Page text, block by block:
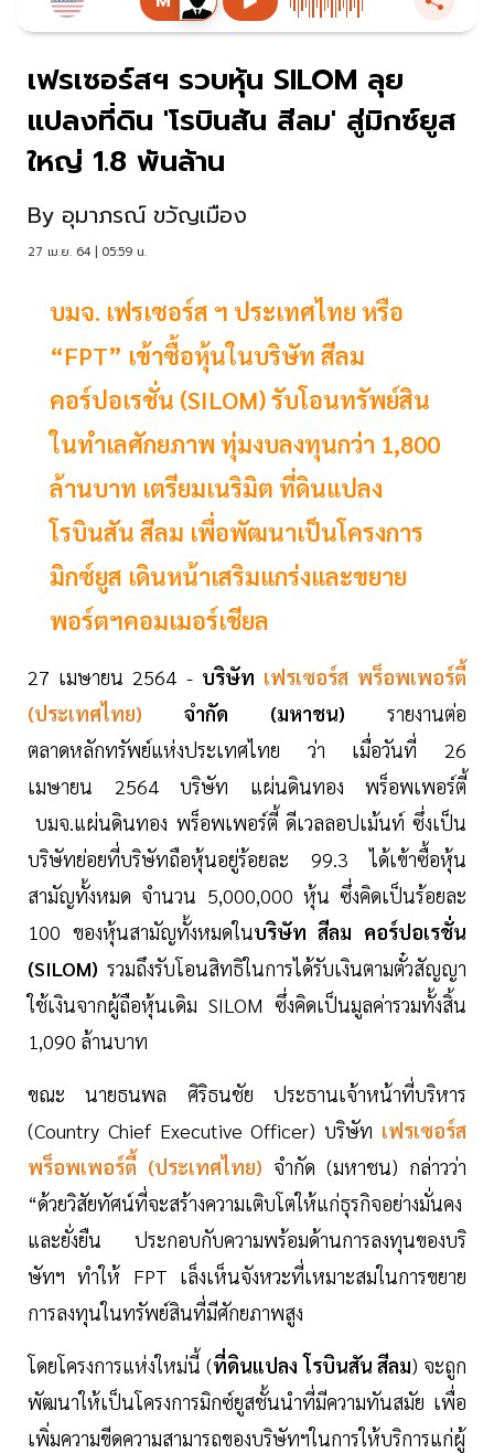
เฟรเซอร์สฯ รวบหุ้น SILOM ลุย
แปลงที่ดิน 'โรบินสัน สีลม' สู่มิกซ์ยูส
ใหญ่ 1.8 พันล้าน
By อุมาภรณ์ ขวัญเมือง
27 เม.ย. 64 | 05:59 น.
บมจ. เฟรเซอร์ส ฯ ประเทศไทย หรือ
“FPT” เข้าซื้อหุ้นในบริษัท สีลม
คอร์ปอเรชั่น (SILOM) รับโอนทรัพย์สิน
ในทำเลศักยภาพ ทุ่มงบลงทุนกว่า 1,800
ล้านบาท เตรียมเนริมิต ที่ดินแปลง
โรบินสัน สีลม เพื่อพัฒนาเป็นโครงการ
มิกซ์ยูส เดินหน้าเสริมแกร่งและขยาย
พอร์ตฯคอมเมอร์เชียล
27 เมษายน 2564 -บริษัท เฟรเซอร์ส พร็อพเพอร์ตี้
(ประเทศไทย) จำกัด (มหาชน) รายงานต่อ
ตลาดหลักทรัพย์แห่งประเทศไทย ว่า เมื่อวันที่ 26
เมษายน 2564 บริษัท แผ่นดินทอง พร็อพเพอร์ตี้
บมจ.แผ่นดินทอง พร็อพเพอร์ตี้ ดีเวลลอปเม้นท์ ซึ่งเป็น
บริษัทย่อยที่บริษัทถือหุ้นอยู่ร้อยละ 99.3 ได้เข้าซื้อหุ้น
สามัญทั้งหมด จำนวน 5,000,000 หุ้น ซึ่งคิดเป็นร้อยละ
100 ของหุ้นสามัญทั้งหมดในบริษัท สีลม คอร์ปอเรชั่น
(SILOM) รวมถึงรับโอนสิทธิในการได้รับเงินตามตั๋วสัญญา
ใช้เงินจากผู้ถือหุ้นเดิม SILOM ซึ่งคิดเป็นมูลค่ารวมทั้งสิ้น
1,090 ล้านบาท
ขณะ นายธนพล ศิริธนชัย ประธานเจ้าหน้าที่บริหาร
(Country Chief Executive Officer) บริษัท เฟรเซอร์ส
พร็อพเพอร์ตี้ (ประเทศไทย) จำกัด (มหาชน) กล่าวว่า
“ด้วยวิสัยทัศน์ที่จะสร้างความเติบโตให้แก่ธุรกิจอย่างมั่นคง
และยั่งยืน ประกอบกับความพร้อมด้านการลงทุนของบริ
ษัทฯ ทำให้ FPT เล็งเห็นจังหวะที่เหมาะสมในการขยาย
การลงทุนในทรัพย์สินที่มีศักยภาพสูง
โดยโครงการแห่งใหม่นี้ (ที่ดินแปลง โรบินสัน สีลม) จะถูก
พัฒนาให้เป็นโครงการมิกซ์ยูสชั้นนำที่มีความทันสมัย เพื่อ
เพิ่มความขีดความสามารถของบริษัทฯในการให้บริการแก่ผู้